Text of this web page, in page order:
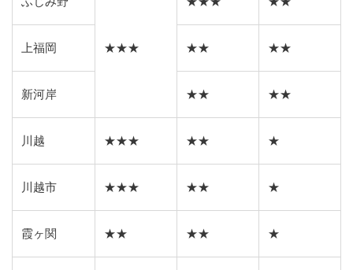
★★★
上福岡 ★★ ★★
新河岸 ★★ ★★
川越 ★★★ ★★ ★
川越市 ★★★ ★★ ★
霞ヶ関 ★★ ★★ ★